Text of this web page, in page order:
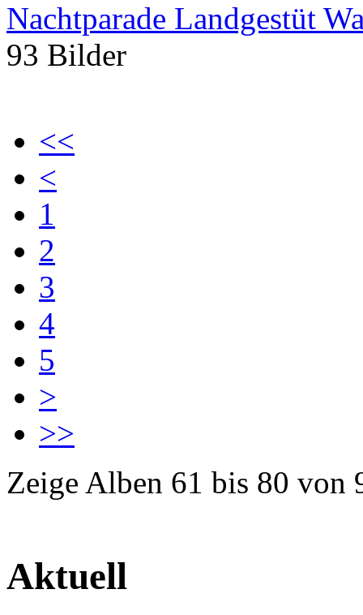
Nachtparade Landgestüt
93 Bilder
<<
<
1
2
3
4
5
>
>>
Zeige Alben 61 bis 80 von
Aktuell